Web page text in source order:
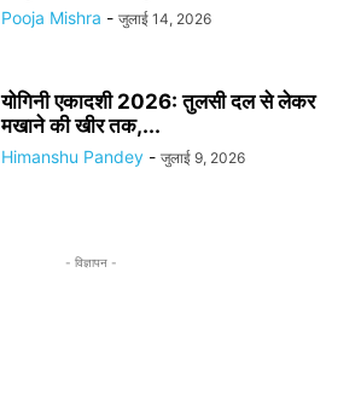
Pooja Mishra - जुलाई 14, 2026
योगिनी एकादशी 2026: तुलसी दल से लेकर
मखाने की खीर तक,...
Himanshu Pandey - जुलाई 9, 2026
- विज्ञापन -